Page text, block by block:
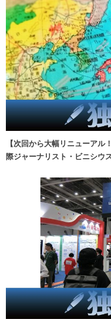
【次回から大幅リニューア
際ジャーナリスト・ビニシウ